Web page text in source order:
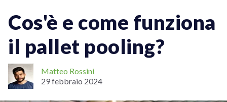
Cos'è e come funziona
il pallet pooling?
Matteo Rossini
29 febbraio 2024